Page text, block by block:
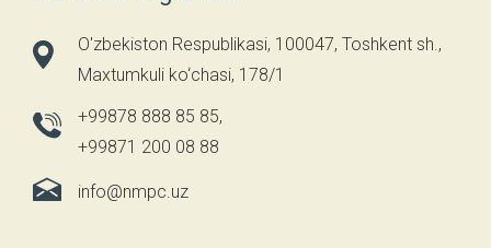
O'zbekiston Respublikasi, 100047, Toshkent sh.,
Maxtumkuli ko‘chasi, 178/1
+99878 888 85 85,
+99871 200 08 88
info@nmpc.uz